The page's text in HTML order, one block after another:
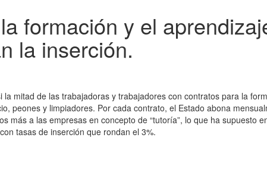
formación y el
la inserción.
mitad de las trabajadoras y trabajadores con contratos para la
peones y limpiadores. Por cada contrato, el Estado abona
más a las empresas en concepto de “tutoría”, lo que ha supuesto
tasas de inserción que rondan el 3%.